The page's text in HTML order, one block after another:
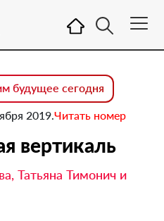
будущее сегодня
2019.Читать номер
вертикаль
Татьяна Тимонич и